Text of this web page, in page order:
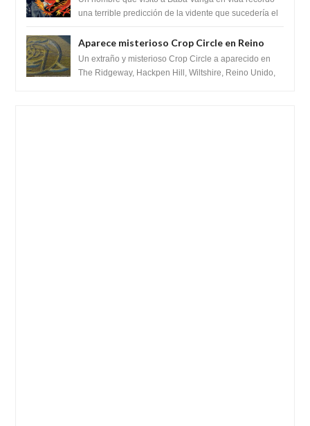
para febrero de 2022.
una terrible predicción de la vidente que sucedería el
Aparece misterioso Crop Circle en Reino
Unido 23 de junio 2016
Un extraño y misterioso Crop Circle a aparecido en
The Ridgeway, Hackpen Hill, Wiltshire, Reino Unido,